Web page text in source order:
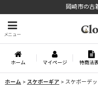
岡崎市の古
メニュー
ホーム マイページ 特商法
ホーム > スケボーギア > スケボーデ